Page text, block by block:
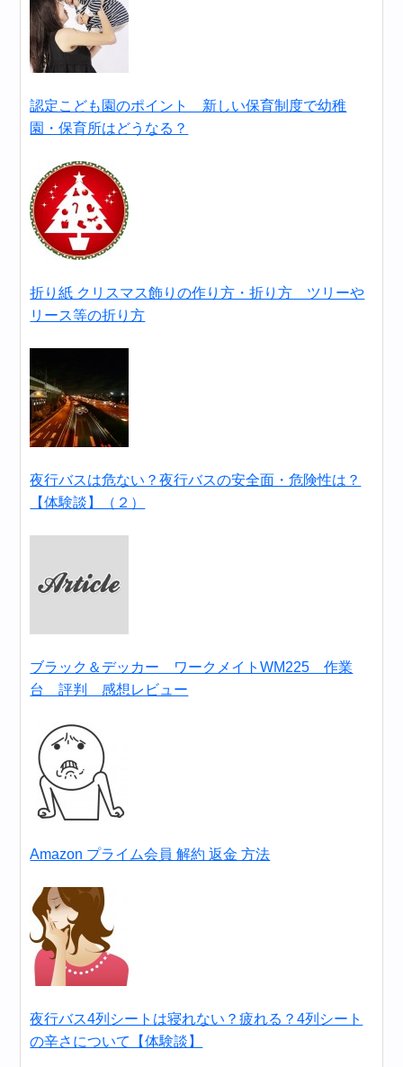
認定こども園のポイント 新しい保育制度で幼稚
園・保育所はどうなる？
折り紙 クリスマス飾りの作り方・折り方 ツリーや
リース等の折り方
夜行バスは危ない？夜行バスの安全面・危険性は？
【体験談】（２）
ブラック＆デッカー ワークメイトWM225 作業
台 評判 感想レビュー
Amazon プライム会員 解約 返金 方法
夜行バス4列シートは寝れない？疲れる？4列シート
の辛さについて【体験談】